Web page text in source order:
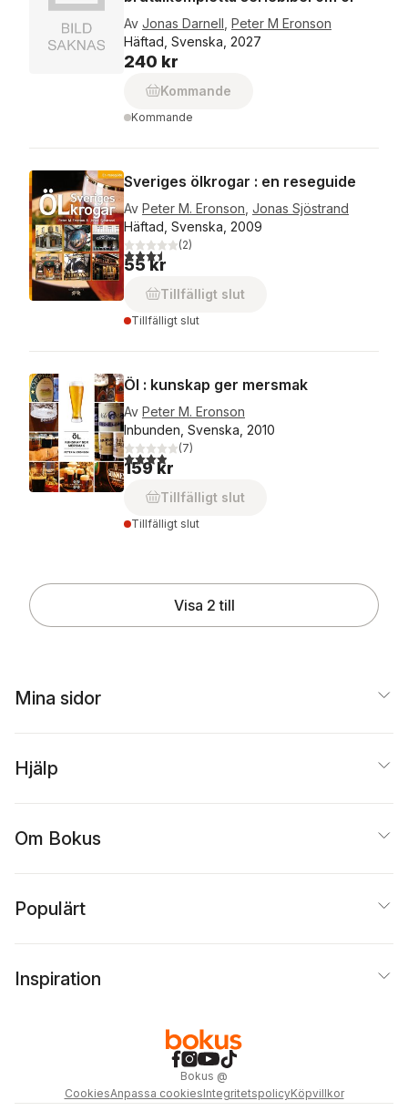
Av Jonas Darnell Peter M Eronson
Häftad, Svenska, 2027
240 kr
Kommande
Kommande
Sveriges ölkrogar : en reseguide
Av Peter M. Eronson Jonas Sjöstrand
Häftad, Svenska, 2009
3,5utav 5 stjärnor. Totalt antal röster:
(2)
55 kr
Tillfälligt slut
Tillfälligt slut
Öl : kunskap ger mersmak
Av Peter M. Eronson
Inbunden, Svenska, 2010
3,9utav 5 stjärnor. Totalt antal röster:
(7)
159 kr
Tillfälligt slut
Tillfälligt slut
Visa 2 till
Mina sidor
Hjälp
Om Bokus
Populärt
Inspiration
Bokus @
CookiesAnpassa cookiesIntegritetspolicyKöpvillkor